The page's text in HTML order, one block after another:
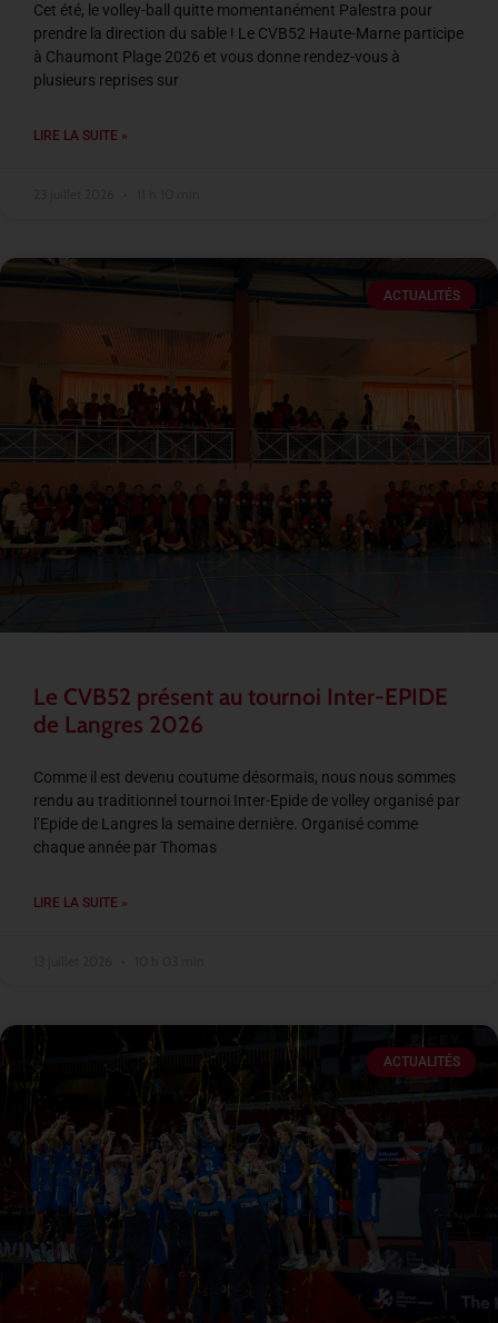
Cet été, le volley-ball quitte momentanément Palestra pour
prendre la direction du sable ! Le CVB52 Haute-Marne participe
à Chaumont Plage 2026 et vous donne rendez-vous à
plusieurs reprises sur
LIRE LA SUITE »
ACTUALITÉS
Le CVB52 présent au tournoi Inter-EPIDE
de Langres 2026
Comme il est devenu coutume désormais, nous nous sommes
rendu au traditionnel tournoi Inter-Epide de volley organisé par
l’Epide de Langres la semaine dernière. Organisé comme
chaque année par Thomas
LIRE LA SUITE »
ACTUALITÉS